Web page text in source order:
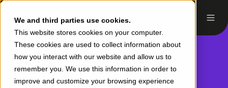
We and third parties use cookies.
This website stores cookies on your computer.
These cookies are used to collect information about
how you interact with our website and allow us to
remember you. We use this information in order to
improve and customize your browsing experience
Vacantes/ Desarrollador Java